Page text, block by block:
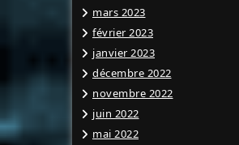
mars 2023
février 2023
janvier 2023
décembre 2022
novembre 2022
juin 2022
mai 2022